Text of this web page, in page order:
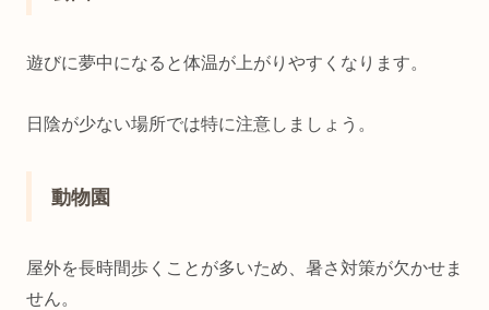
遊びに夢中になると体温が上がりやすくなります。
日陰が少ない場所では特に注意しましょう。
動物園
屋外を長時間歩くことが多いため、暑さ対策が欠かせま
せん。